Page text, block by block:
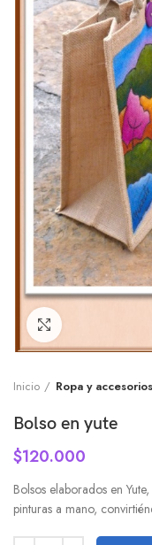
Inicio Ropa y accesorios
Bolso en yute
$120.000
Bolsos elaborados en
pinturas a mano,